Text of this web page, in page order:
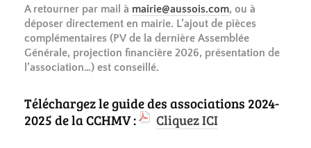
A retourner par mail à mairie@aussois.com, ou à
déposer directement en mairie. L’ajout de pièces
complémentaires (PV de la dernière Assemblée
Générale, projection financière 2026, présentation de
l’association…) est conseillé.
Téléchargez le guide des associations 2024-
2025 de la CCHMV :
Cliquez ICI